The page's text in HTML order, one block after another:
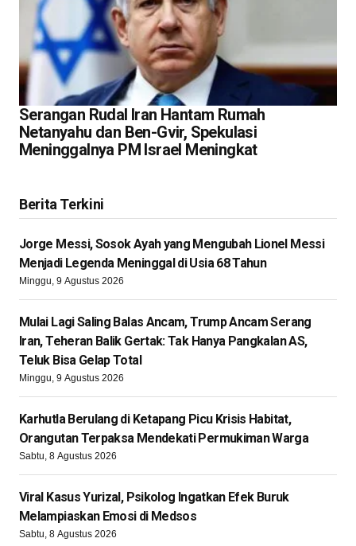
Serangan Rudal Iran Hantam Rumah
Netanyahu dan Ben-Gvir, Spekulasi
Meninggalnya PM Israel Meningkat
Berita Terkini
Jorge Messi, Sosok Ayah yang Mengubah Lionel Messi
Menjadi Legenda Meninggal di Usia 68 Tahun
Minggu, 9 Agustus 2026
Mulai Lagi Saling Balas Ancam, Trump Ancam Serang
Iran, Teheran Balik Gertak: Tak Hanya Pangkalan AS,
Teluk Bisa Gelap Total
Minggu, 9 Agustus 2026
Karhutla Berulang di Ketapang Picu Krisis Habitat,
Orangutan Terpaksa Mendekati Permukiman Warga
Sabtu, 8 Agustus 2026
Viral Kasus Yurizal, Psikolog Ingatkan Efek Buruk
Melampiaskan Emosi di Medsos
Sabtu, 8 Agustus 2026